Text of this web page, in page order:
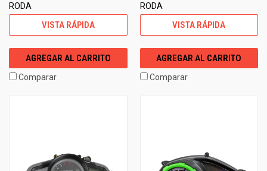
RODA
VISTA RÁPIDA
AGREGAR AL CARRITO
Comparar
RODA
VISTA RÁPIDA
AGREGAR AL CARRITO
Comparar